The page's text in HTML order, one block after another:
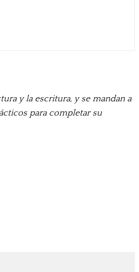
y la escritura, y se mandan a
para completar su